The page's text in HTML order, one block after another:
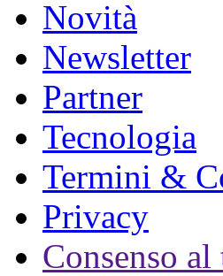
Novità
Newsletter
Partner
Tecnologia
Termini &
Privacy
Consenso